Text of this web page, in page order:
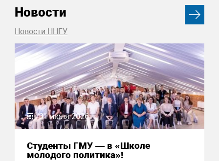
Новости
Новости ННГУ
31 июля 2026
Студенты ГМУ — в «Школе
молодого политика»!